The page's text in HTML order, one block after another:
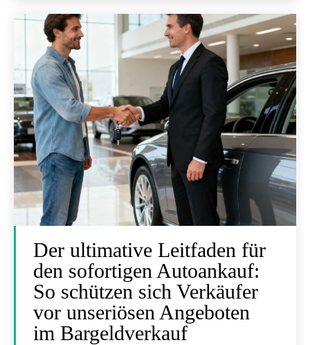
Der ultimative Leitfaden für
den sofortigen Autoankauf:
So schützen sich Verkäufer
vor unseriösen Angeboten
im Bargeldverkauf